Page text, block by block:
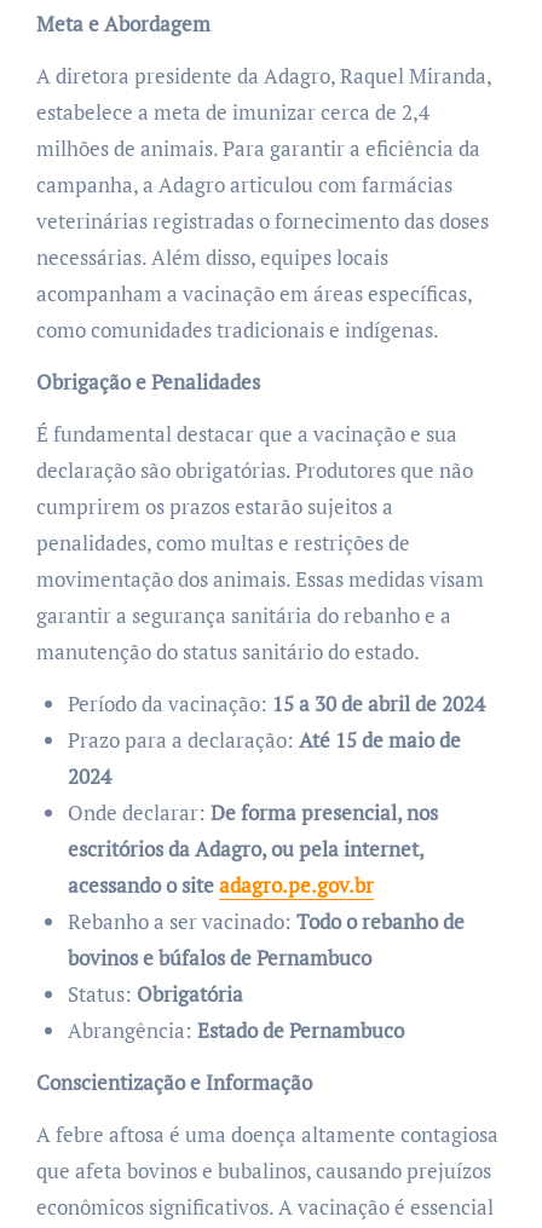
Meta e Abordagem
A diretora presidente da Adagro, Raquel Miranda,
estabelece a meta de imunizar cerca de 2,4
milhões de animais. Para garantir a eficiência da
campanha, a Adagro articulou com farmácias
veterinárias registradas o fornecimento das doses
necessárias. Além disso, equipes locais
acompanham a vacinação em áreas específicas,
como comunidades tradicionais e indígenas.
Obrigação e Penalidades
É fundamental destacar que a vacinação e sua
declaração são obrigatórias. Produtores que não
cumprirem os prazos estarão sujeitos a
penalidades, como multas e restrições de
movimentação dos animais. Essas medidas visam
garantir a segurança sanitária do rebanho e a
manutenção do status sanitário do estado.
Período da vacinação: 15 a 30 de abril de 2024
Prazo para a declaração: Até 15 de maio de
2024
Onde declarar: De forma presencial, nos
escritórios da Adagro, ou pela internet,
acessando o siteadagro.pe.gov.br
Rebanho a ser vacinado: Todo o rebanho de
bovinos e búfalos de Pernambuco
Status: Obrigatória
Abrangência: Estado de Pernambuco
Conscientização e Informação
A febre aftosa é uma doença altamente contagiosa
que afeta bovinos e bubalinos, causando prejuízos
econômicos significativos. A vacinação é essencial